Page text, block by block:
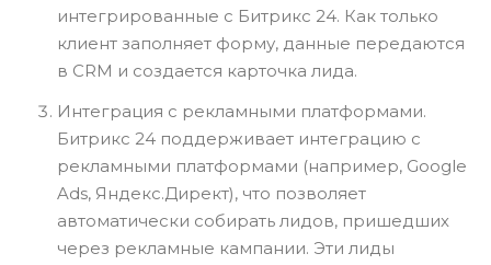
интегрированные с Битрикс 24. Как только
клиент заполняет форму, данные передаются
в CRM и создается карточка лида.
Интеграция с рекламными платформами.
Битрикс 24 поддерживает интеграцию с
рекламными платформами (например, Google
Ads, Яндекс.Директ), что позволяет
автоматически собирать лидов, пришедших
через рекламные кампании. Эти лиды